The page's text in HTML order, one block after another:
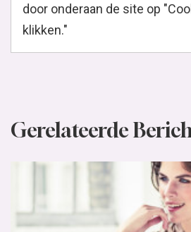
door onderaan de site op
klikken."
Gerelateerde